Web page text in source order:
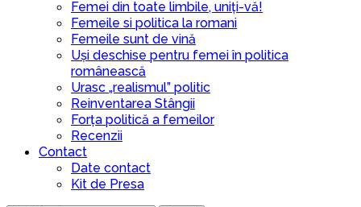
Femei din toate limbile, uniți-vă!
Femeile si politica la romani
Femeile sunt de vină
Uși deschise pentru femei în politica
românească
Urasc „realismul” politic
Reinventarea Stângii
Forța politică a femeilor
Recenzii
Contact
Date contact
Kit de Presa